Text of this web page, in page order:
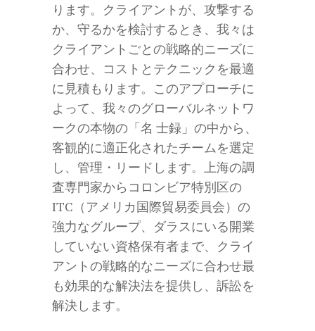
ります。クライアントが、攻撃する
か、守るかを検討するとき、我々は
クライアントごとの戦略的ニーズに
合わせ、コストとテクニックを最適
に見積もります。このアプローチに
よって、我々のグローバルネットワ
ークの本物の「名 士録」の中から、
客観的に適正化されたチームを選定
し、管理・リードします。上海の調
査専門家からコロンビア特別区の
ITC（アメリカ国際貿易委員会）の
強力なグループ、ダラスにいる開業
していない資格保有者まで、クライ
アントの戦略的なニーズに合わせ最
も効果的な解決法を提供し、訴訟を
解決します。